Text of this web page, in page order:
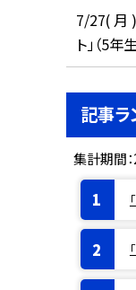
7/27( 月
ト」（5年生
記事ラ
集計期間